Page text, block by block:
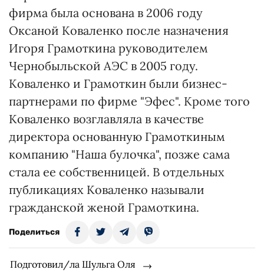
фирма была основана в 2006 году
Оксаной Коваленко после назначения
Игоря Грамоткина руководителем
Чернобыльской АЭС в 2005 году.
Коваленко и Грамоткин были бизнес-
партнерами по фирме "Эфес". Кроме того
Коваленко возглавляла в качестве
директора основанную Грамоткиным
компанию "Наша булочка", позже сама
стала ее собственницей. В отдельных
публикациях Коваленко называли
гражданской женой Грамоткина.
Поделиться
Подготовил/ла Шульга Оля